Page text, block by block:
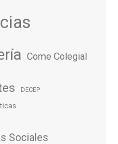
Come Colegial
DECEP
Sociales